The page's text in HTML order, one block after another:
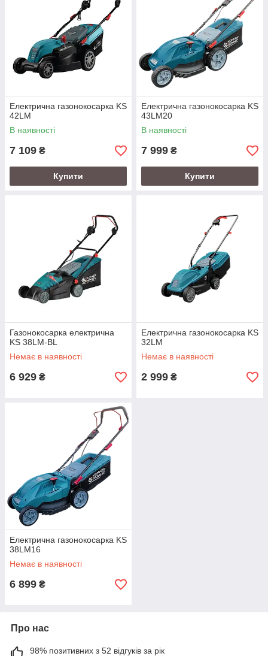
Електрична газонокосарка KS
42LM
В наявності
7 109 ₴
Купити
Електрична газонокосарка KS
43LM20
В наявності
7 999 ₴
Купити
Газонокосарка електрична
KS 38LM-BL
Немає в наявності
6 929 ₴
Електрична газонокосарка KS
32LM
Немає в наявності
2 999 ₴
Електрична газонокосарка KS
38LM16
Немає в наявності
6 899 ₴
Про нас
98% позитивних з 52 відгуків за рік